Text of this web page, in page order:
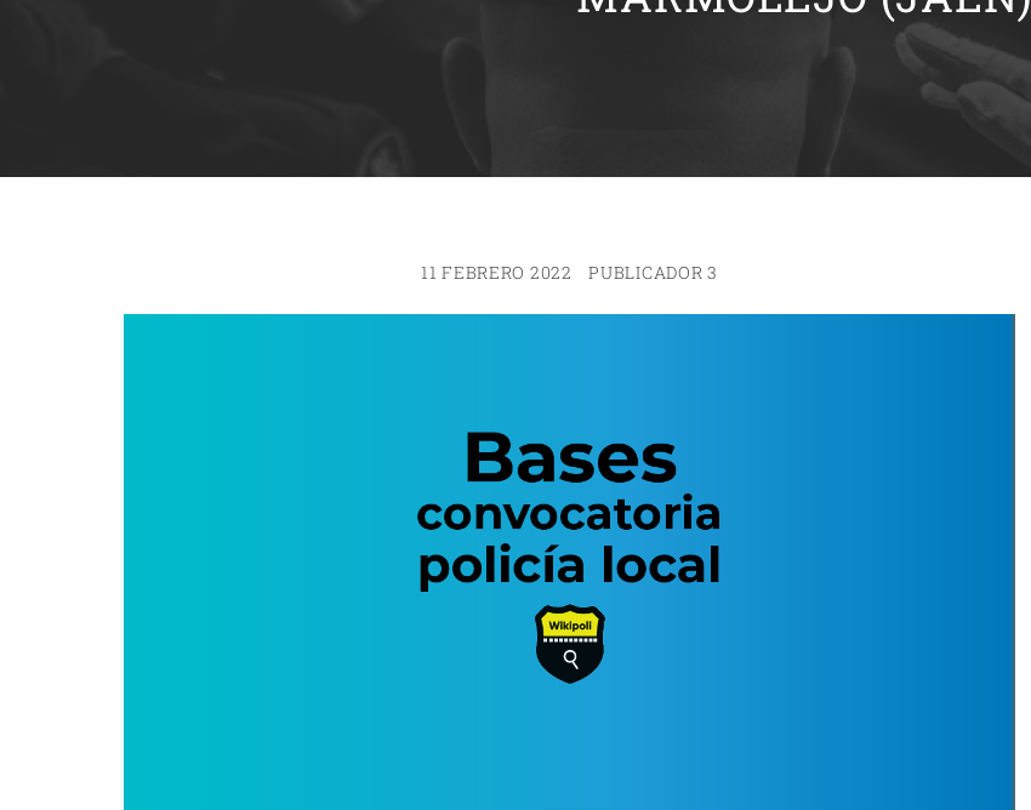
11 FEBRERO 2022 PUBLICADOR 3